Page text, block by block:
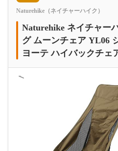
Naturehike（ネイチャーハイク）
Naturehike ネイチャー
グ ムーンチェア YL06
ヨーテ ハイバックチェ
＜